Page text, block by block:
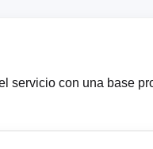
servicio con una base